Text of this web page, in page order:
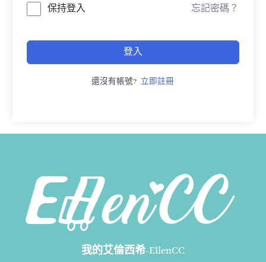
保持登入 忘記密碼？
登入
還沒有帳號? 立即註冊
我的艾倫西希-EllenCC